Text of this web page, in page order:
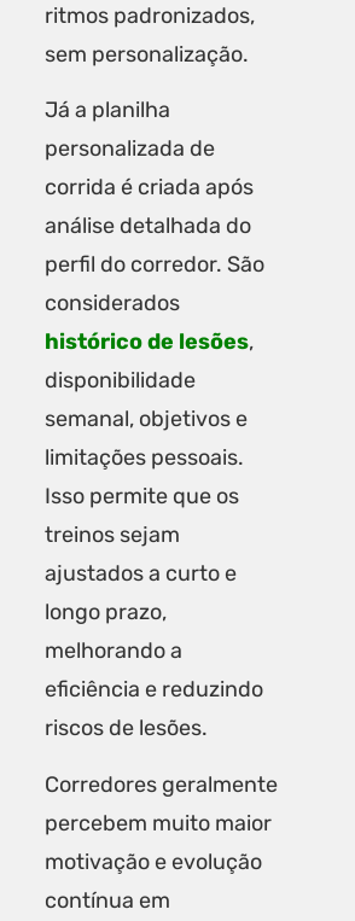
ritmos padronizados,
sem personalização.
Já a planilha
personalizada de
corrida é criada após
análise detalhada do
perfil do corredor. São
considerados
histórico de lesões,
disponibilidade
semanal, objetivos e
limitações pessoais.
Isso permite que os
treinos sejam
ajustados a curto e
longo prazo,
melhorando a
eficiência e reduzindo
riscos de lesões.
Corredores geralmente
percebem muito maior
motivação e evolução
contínua em